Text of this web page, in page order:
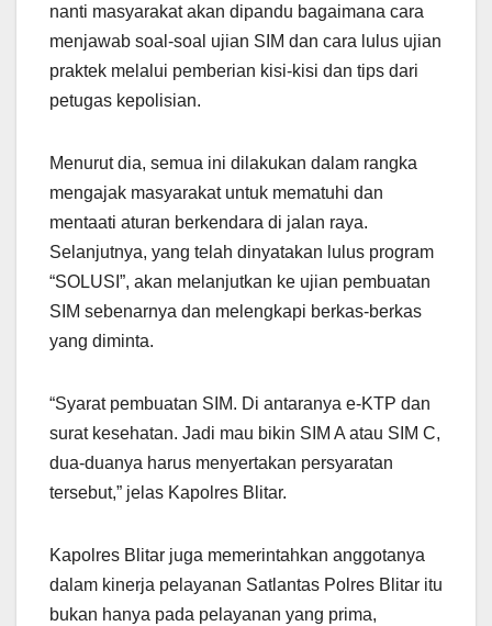
nanti masyarakat akan dipandu bagaimana cara
menjawab soal-soal ujian SIM dan cara lulus ujian
praktek melalui pemberian kisi-kisi dan tips dari
petugas kepolisian.
Menurut dia, semua ini dilakukan dalam rangka
mengajak masyarakat untuk mematuhi dan
mentaati aturan berkendara di jalan raya.
Selanjutnya, yang telah dinyatakan lulus program
“SOLUSI”, akan melanjutkan ke ujian pembuatan
SIM sebenarnya dan melengkapi berkas-berkas
yang diminta.
“Syarat pembuatan SIM. Di antaranya e-KTP dan
surat kesehatan. Jadi mau bikin SIM A atau SIM C,
dua-duanya harus menyertakan persyaratan
tersebut,” jelas Kapolres Blitar.
Kapolres Blitar juga memerintahkan anggotanya
dalam kinerja pelayanan Satlantas Polres Blitar itu
bukan hanya pada pelayanan yang prima,